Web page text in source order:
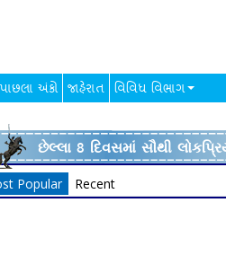
પાછલા અંકો જાહેરાત વિવિધ વિભાગ
છેલ્લા 8 દિવસમાં સૌથી
Popular Recent